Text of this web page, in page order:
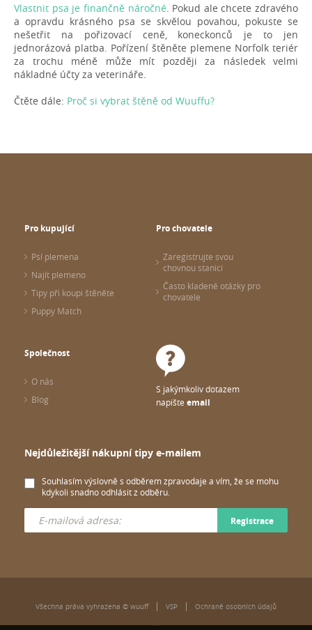
Vlastnit psa je finančně náročné . Pokud ale chcete zdravého
a opravdu krásného psa se skvělou povahou, pokuste se
nešetřit na pořizovací ceně, koneckonců je to jen
jednorázová platba. Pořízení štěněte plemene Norfolk teriér
za trochu méně může mít později za následek velmi
nákladné účty za veterináře.
Čtěte dále: Proč si vybrat štěně od Wuuffu?
Pro kupující
Psí plemena
Najít plemeno
Tipy při koupi štěněte
Puppy Match
Pro chovatele
Zaregistrujte svou
chovnou stanici
Často kladené otázky pro
chovatele
Společnost
O nás
Blog
S jakýmkoliv dotazem
napište email
Nejdůležitější nákupní tipy e-mailem
Souhlasím výslovně s odběrem zpravodaje a vím, že se mohu
kdykoli snadno odhlásit z odběru.
Registrace
Všechna práva vyhrazena © wuuff VSP Ochraně osobních údajů